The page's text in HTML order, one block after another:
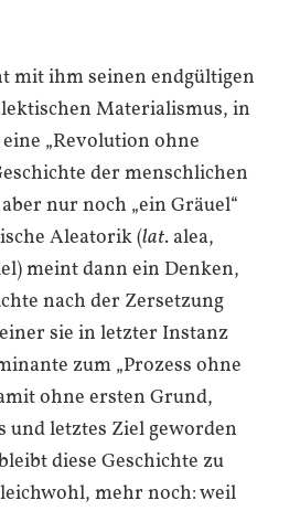
mit ihm seinen endgültigen
Materialismus, in
„Revolution ohne
der menschlichen
nur noch „ein Gräuel“
Aleatorik (lat. alea,
meint dann ein Denken,
nach der Zersetzung
sie in letzter Instanz
zum „Prozess ohne
ohne ersten Grund,
und letztes Ziel geworden
diese Geschichte zu
mehr noch: weil